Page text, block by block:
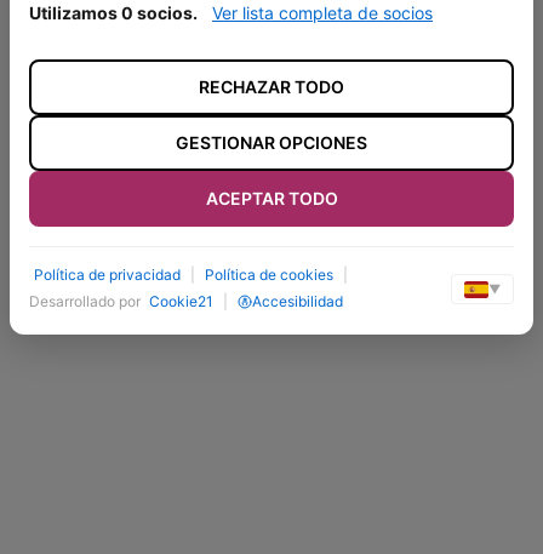
Pº de las Cruces s/n
19250 Sigüenza, Guadalajara
+34 949 39 16 97
adel@adelsierranorte.org
Utilizamos 0 socios. Ver lista completa de socios
RECHAZAR TODO
GESTIONAR OPCIONES
ACEPTAR TODO
Política de privacidad Política de cookies
Desarrollado por Cookie21 Accesibilidad
▼